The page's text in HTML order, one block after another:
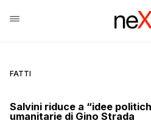
FATTI
Salvini riduce a “idee
umanitarie di Gino Strada